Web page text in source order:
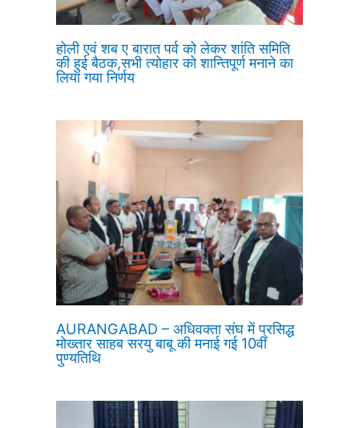
होली एवं शब ए बारात पर्व को लेकर शांति समिति
की हुई बैठक,सभी त्योहार को शान्तिपूर्ण मनाने का
लिया गया निर्णय
AURANGABAD – अधिवक्ता संघ में प्रसिद्ध
मोख्तार साहब सरयु बाबू की मनाई गई 10वीं
पुण्यतिथि